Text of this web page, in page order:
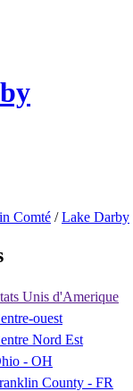
Comté /Lake Darby
Unis d'Amerique
ouest
Nord Est
- OH
County - FR